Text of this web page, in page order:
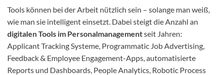
Tools können bei der Arbeit nützlich sein – solange man weiß,
wie man sie intelligent einsetzt. Dabei steigt die Anzahl an
digitalen Tools im Personalmanagementseit Jahren:
Applicant Tracking Systeme, Programmatic Job Advertising,
Feedback & Employee Engagement-Apps, automatisierte
Reports und Dashboards, People Analytics, Robotic Process